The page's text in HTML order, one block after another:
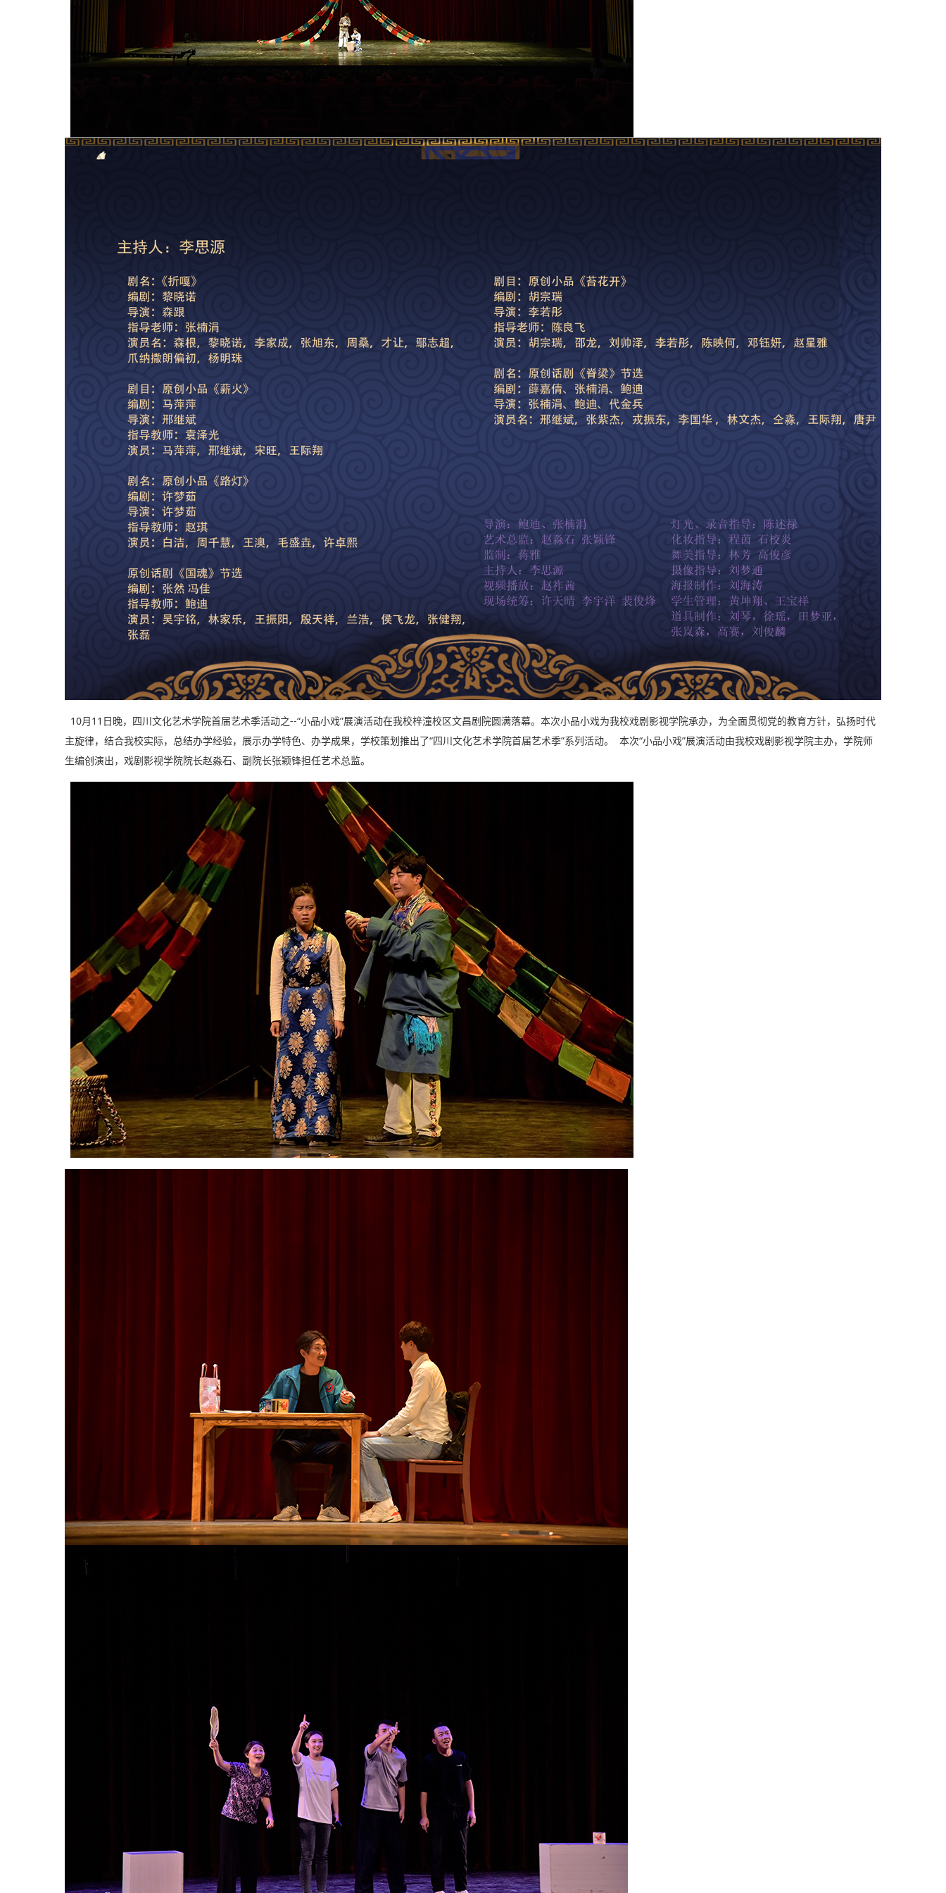
10月11日晚，四川文化艺术学院首届艺术季活动之--“小品小戏”展演活动在我校梓潼校区文昌剧院圆满落幕。本次小品小戏为我校戏剧影视学院承办，为全面贯彻党的教育方针，弘扬时代
主旋律，结合我校实际，总结办学经验，展示办学特色、办学成果，学校策划推出了“四川文化艺术学院首届艺术季”系列活动。
本次“小品小戏”展演活动由我校戏剧影视学院主办，学院师
生编创演出，戏剧影视学院院长赵淼石、副院长张颖锋担任艺术总监。